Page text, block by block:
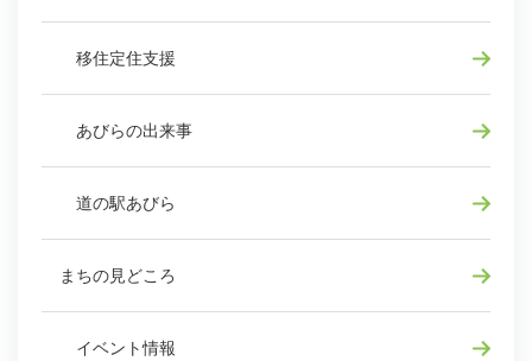
移住定住支援
あびらの出来事
道の駅あびら
まちの見どころ
イベント情報